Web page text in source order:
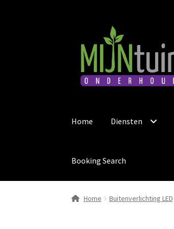
naar
navigatie
inhoud
Home Diensten
Booking Search
Home Buitenverlichting LED